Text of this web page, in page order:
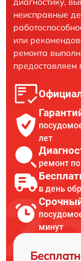
неисправные
или
ремонта
предоставляем
лет
ремонт
в день
минут